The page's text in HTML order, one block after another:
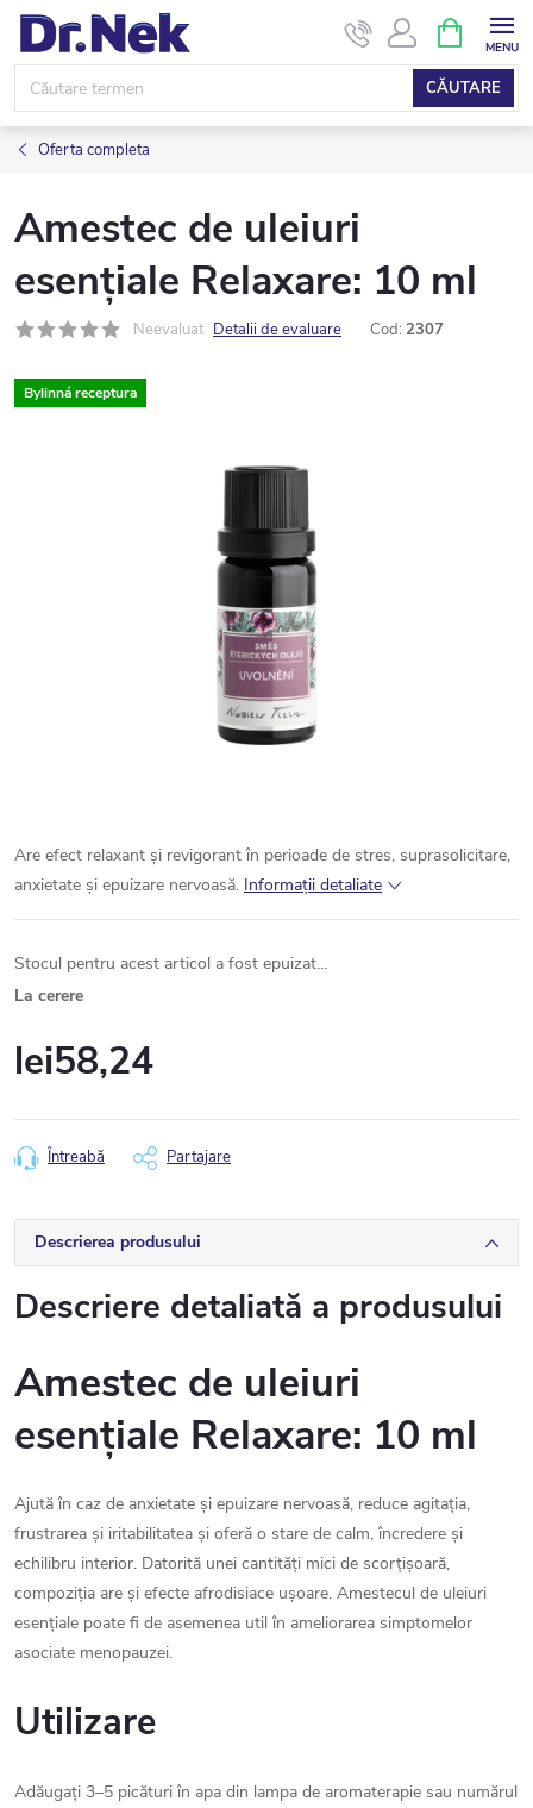
Treci
conținut
CĂUTARE
COŞ
DE
Oferta completa
Amestec de uleiuri
esențiale Relaxare: 10 ml
Neevaluat Detalii de evaluare Cod: 2307
Bylinná receptura
Are efect relaxant și revigorant în perioade de stres, suprasolicitare,
anxietate și epuizare nervoasă. Informaţii detaliate
Stocul pentru acest articol a fost epuizat…
La cerere
lei58,24
preţ:
Întreabă Partajare
Descrierea produsului
Descriere detaliată a produsului
Amestec de uleiuri
esențiale Relaxare: 10 ml
Ajută în caz de anxietate și epuizare nervoasă, reduce agitația,
frustrarea și iritabilitatea și oferă o stare de calm, încredere și
echilibru interior. Datorită unei cantități mici de scorțișoară,
compoziția are și efecte afrodisiace ușoare. Amestecul de uleiuri
esențiale poate fi de asemenea util în ameliorarea simptomelor
asociate menopauzei.
Utilizare
Adăugați 3–5 picături în apa din lampa de aromaterapie sau numărul